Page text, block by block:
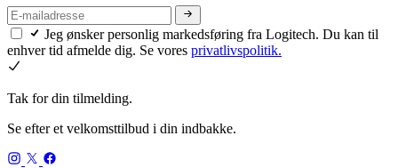
Jeg ønsker personlig markedsføring fra Logitech. Du kan til
enhver tid afmelde dig. Se vores privatlivspolitik.
Tak for din tilmelding.
Se efter et velkomsttilbud i din indbakke.